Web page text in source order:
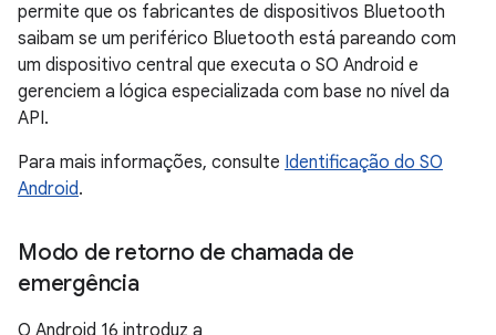
permite que os fabricantes de dispositivos Bluetooth
saibam se um periférico Bluetooth está pareando com
um dispositivo central que executa o SO Android e
gerenciem a lógica especializada com base no nível da
API.
Para mais informações, consulte Identificação do SO
Android.
Modo de retorno de chamada de
emergência
O Android 16 introduz a